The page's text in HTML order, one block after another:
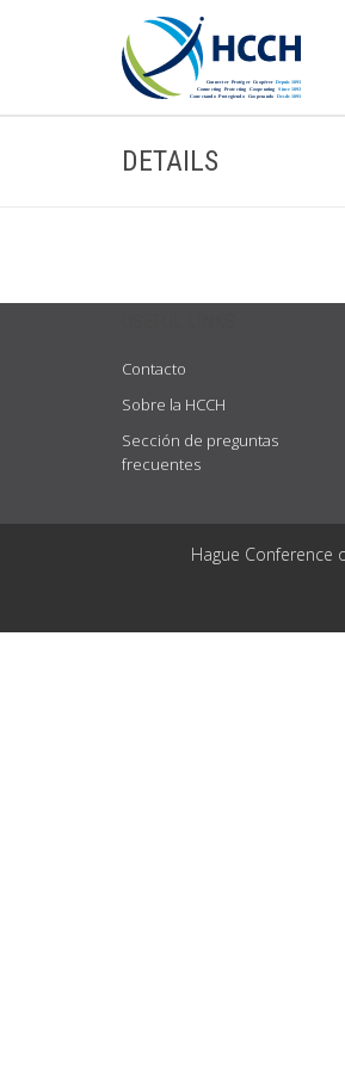
DETAILS
Contacto
Sobre la HCCH
Sección de preguntas
frecuentes
Hague Conference